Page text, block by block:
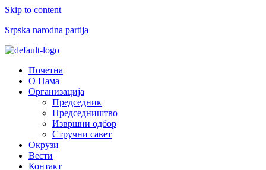
Skip to content
Srpska narodna partija
Menu
Почетна
О Нама
Организација
Председник
Председништво
Извршни одбор
Стручни савет
Окрузи
Вести
Контакт